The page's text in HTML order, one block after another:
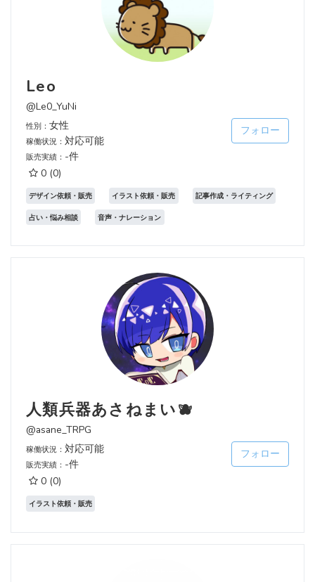
Leo
@Le0_YuNi
性別： 女性
稼働状況： 対応可能
販売実績： -件
0 (0)
フォロー
デザイン依頼・販売 イラスト依頼・販売 記事作成・ライティング
占い・悩み相談 音声・ナレーション
人類兵器あさねまい🫐
@asane_TRPG
稼働状況： 対応可能
販売実績： -件
0 (0)
フォロー
イラスト依頼・販売